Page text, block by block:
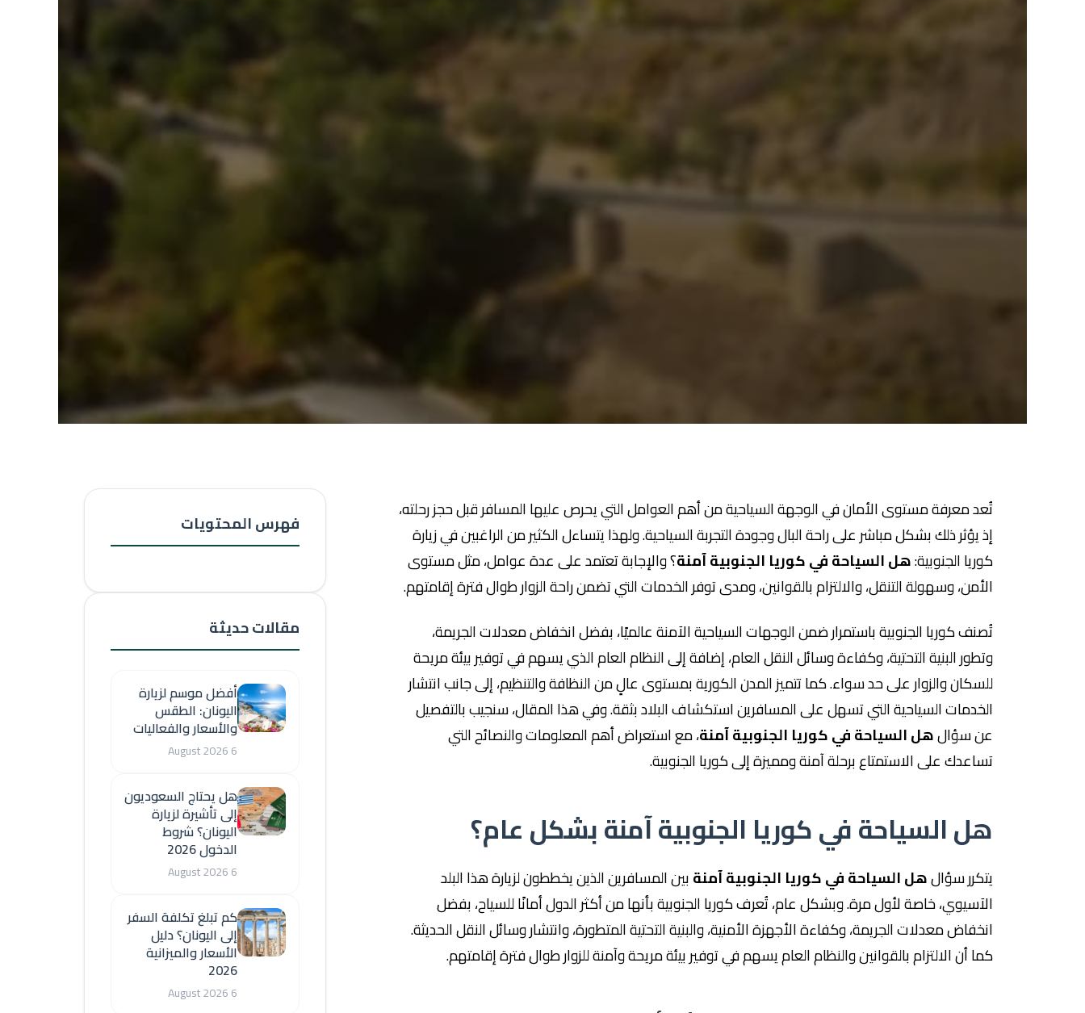
تُعد معرفة مستوى الأمان في الوجهة السياحية من أهم العوامل التي يحرص عليها المسافر قبل حجز رحلته،
إذ يؤثر ذلك بشكل مباشر على راحة البال وجودة التجربة السياحية. ولهذا يتساءل الكثير من الراغبين في زيارة
كوريا الجنوبية:هل السياحة في كوريا الجنوبية آمنة؟ والإجابة تعتمد على عدة عوامل، مثل مستوى
الأمن، وسهولة التنقل، والالتزام بالقوانين، ومدى توفر الخدمات التي تضمن راحة الزوار طوال فترة إقامتهم.
تُصنف كوريا الجنوبية باستمرار ضمن الوجهات السياحية الآمنة عالميًا، بفضل انخفاض معدلات الجريمة،
وتطور البنية التحتية، وكفاءة وسائل النقل العام، إضافة إلى النظام العام الذي يسهم في توفير بيئة مريحة
للسكان والزوار على حد سواء. كما تتميز المدن الكورية بمستوى عالٍ من النظافة والتنظيم، إلى جانب انتشار
الخدمات السياحية التي تسهل على المسافرين استكشاف البلاد بثقة. وفي هذا المقال، سنجيب بالتفصيل
عن سؤالهل السياحة في كوريا الجنوبية آمنة، مع استعراض أهم المعلومات والنصائح التي
تساعدك على الاستمتاع برحلة آمنة ومميزة إلى كوريا الجنوبية.
هل السياحة في كوريا الجنوبية آمنة بشكل عام؟
يتكرر سؤالهل السياحة في كوريا الجنوبية آمنةبين المسافرين الذين يخططون لزيارة هذا البلد
الآسيوي، خاصة لأول مرة. وبشكل عام، تُعرف كوريا الجنوبية بأنها من أكثر الدول أمانًا للسياح، بفضل
انخفاض معدلات الجريمة، وكفاءة الأجهزة الأمنية، والبنية التحتية المتطورة، وانتشار وسائل النقل الحديثة.
كما أن الالتزام بالقوانين والنظام العام يسهم في توفير بيئة مريحة وآمنة للزوار طوال فترة إقامتهم.
فهرس المحتويات
مقالات حديثة
أفضل موسم لزيارة
اليونان: الطقس
والأسعار والفعاليات
6 August 2026
هل يحتاج السعوديون
إلى تأشيرة لزيارة
اليونان؟ شروط
الدخول 2026
6 August 2026
كم تبلغ تكلفة السفر
إلى اليونان؟ دليل
الأسعار والميزانية
2026
6 August 2026